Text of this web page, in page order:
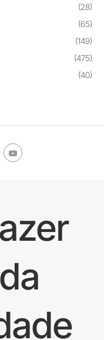
(28)
(65)
(149)
(475)
(40)